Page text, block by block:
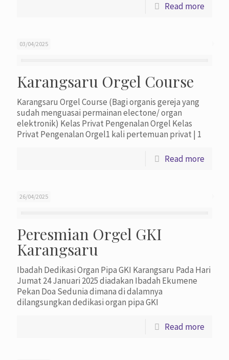
Read more
03/04/2025
Karangsaru Orgel Course
Karangsaru Orgel Course (Bagi organis gereja yang
sudah menguasai permainan electone/ organ
elektronik) Kelas Privat Pengenalan Orgel Kelas
Privat Pengenalan Orgel1 kali pertemuan privat | 1
Read more
26/04/2025
Peresmian Orgel GKI
Karangsaru
Ibadah Dedikasi Organ Pipa GKI Karangsaru Pada Hari
Jumat 24 Januari 2025 diadakan Ibadah Ekumene
Pekan Doa Sedunia dimana di dalamnya
dilangsungkan dedikasi organ pipa GKI
Read more